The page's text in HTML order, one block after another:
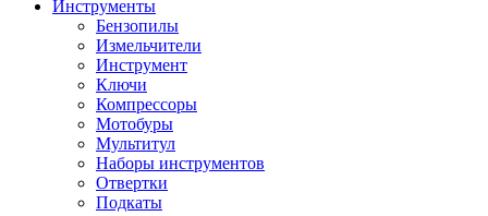
Инструменты
Бензопилы
Измельчители
Инструмент
Ключи
Компрессоры
Мотобуры
Мультитул
Наборы инструментов
Отвертки
Подкаты